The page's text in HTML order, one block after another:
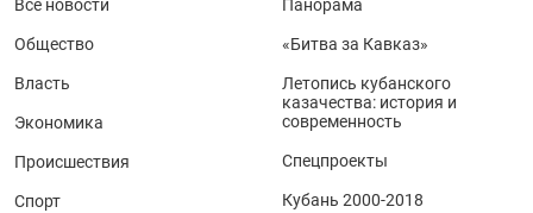
Все новости
Общество
Власть
Экономика
Происшествия
Спорт
Панорама
«Битва за Кавказ»
Летопись кубанского
казачества: история и
современность
Спецпроекты
Кубань 2000-2018